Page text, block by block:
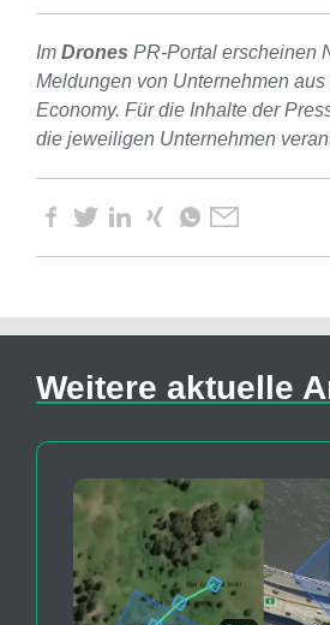
Im Drones PR-Portal erscheinen
Meldungen von Unternehmen aus
Economy. Für die Inhalte der
die jeweiligen Unternehmen
Weitere aktuelle